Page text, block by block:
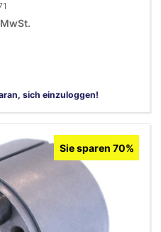
sich einzuloggen!
Sie sparen 70%